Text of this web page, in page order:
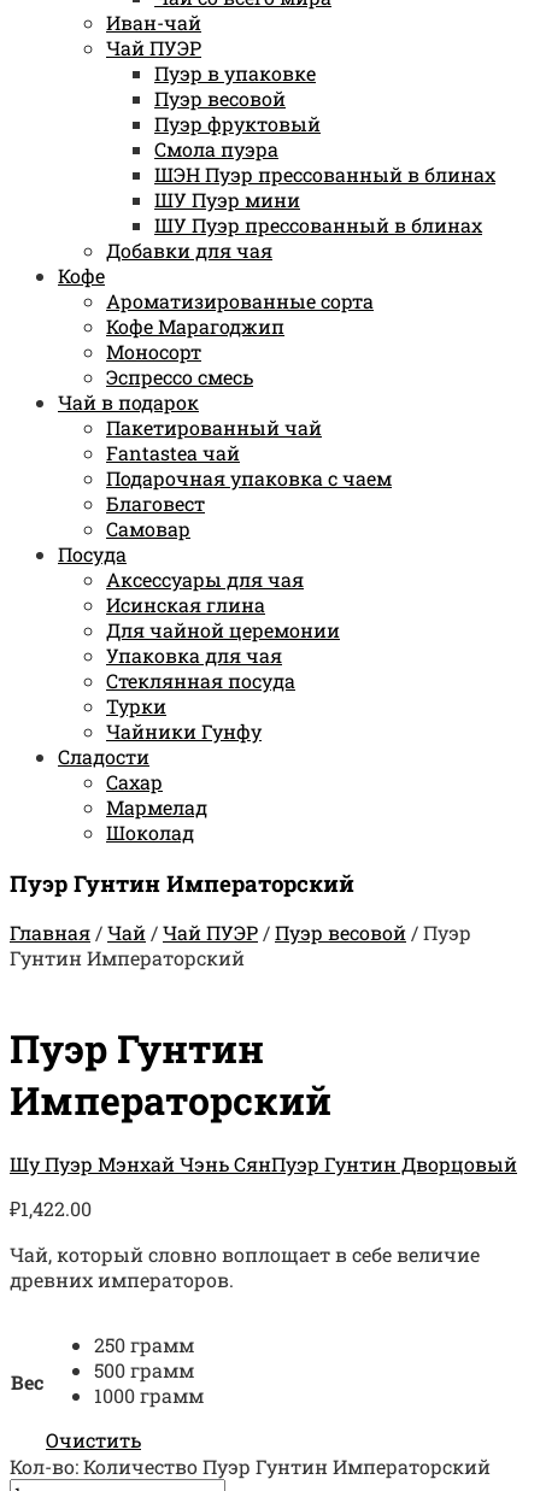
Иван-чай
Чай ПУЭР
Пуэр в упаковке
Пуэр весовой
Пуэр фруктовый
Смола пуэра
ШЭН Пуэр прессованный в блинах
ШУ Пуэр мини
ШУ Пуэр прессованный в блинах
Добавки для чая
Кофе
Ароматизированные сорта
Кофе Марагоджип
Моносорт
Эспрессо смесь
Чай в подарок
Пакетированный чай
Fantastea чай
Подарочная упаковка с чаем
Благовест
Самовар
Посуда
Аксессуары для чая
Исинская глина
Для чайной церемонии
Упаковка для чая
Стеклянная посуда
Турки
Чайники Гунфу
Сладости
Сахар
Мармелад
Шоколад
Пуэр Гунтин Императорский
Главная/Чай/Чай ПУЭР/Пуэр весовой/Пуэр
Гунтин Императорский
Пуэр Гунтин
Императорский
Шу Пуэр Мэнхай Чэнь СянПуэр Гунтин Дворцовый
₽1,422.00
Чай, который словно воплощает в себе величие
древних императоров.
Вес
250 грамм
500 грамм
1000 грамм
Очистить
Кол-во:Количество Пуэр Гунтин Императорский